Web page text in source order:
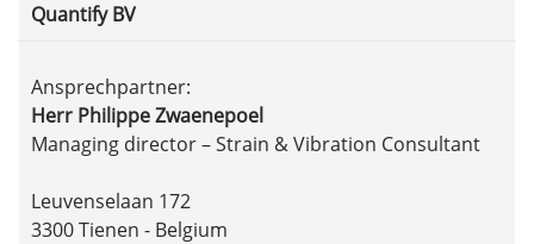
Quantify BV
Ansprechpartner:
Herr Philippe Zwaenepoel
Managing director – Strain & Vibration Consultant
Leuvenselaan 172
3300 Tienen - Belgium